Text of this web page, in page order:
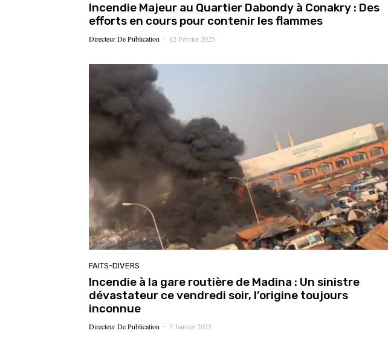
Incendie Majeur au Quartier Dabondy à Conakry : Des
efforts en cours pour contenir les flammes
Directeur De Publication - 12 Février 2025
FAITS-DIVERS
Incendie à la gare routière de Madina : Un sinistre
dévastateur ce vendredi soir, l’origine toujours
inconnue
Directeur De Publication - 3 Janvier 2025